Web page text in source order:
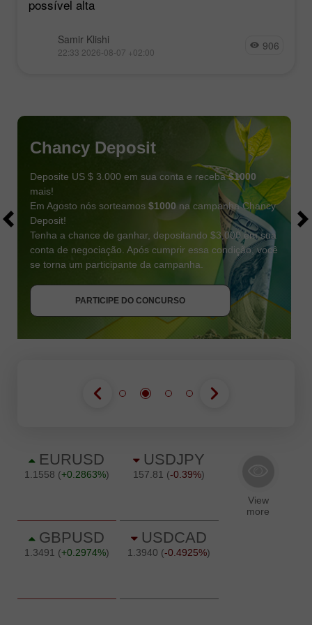
possível alta
Samir Klishi
22:33 2026-08-07 +02:00 906
PARTICIPE DO CONCURSO
Chancy Deposit
Deposite US $ 3.000 em sua conta e receba$1000
mais!
Em Agosto nós sorteamos $1000 na campanha Chancy
Deposit!
Tenha a chance de ganhar, depositando $3,000 em sua
conta de negociação. Após cumprir essa condição, você
se torna um participante da campanha.
PARTICIPE DO CONCURSO
PARTICIPE DO CONCURSO
RECEBA O BÔNUS